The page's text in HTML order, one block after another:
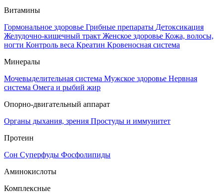
Витамины
Гормональное здоровье Грибные препараты Детоксикация
Желудочно-кишечный тракт Женское здоровье Кожа, волосы,
ногти Контроль веса Креатин Кровеносная система
Минералы
Мочевыделительная система Мужское здоровье Нервная
система Омега и рыбий жир
Опорно-двигательный аппарат
Органы дыхания, зрения Простуды и иммунитет
Протеин
Сон Суперфуды Фосфолипиды
Аминокислоты
Комплексные